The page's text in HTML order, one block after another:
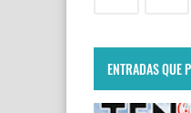
ENTRADAS QUE